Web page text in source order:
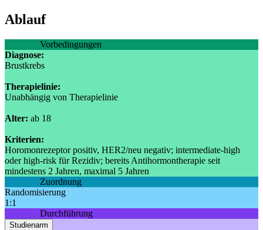
Ablauf
Vorbedingungen
Diagnose:
Brustkrebs
Therapielinie:
Unabhängig von Therapielinie
Alter: ab 18
Kriterien:
Horomonrezeptor positiv, HER2/neu negativ; intermediate-high
oder high-risk für Rezidiv; bereits Antihormontherapie seit
mindestens 2 Jahren, maximal 5 Jahren
Zuordnung
Randomisierung
1:1
Durchführung
Studienarm